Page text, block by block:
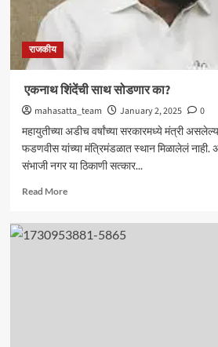
राजकीय
एकनाथ शिंदेंची साथ सोडणार का?
mahasatta_team January 2, 2025
0
महायुतीच्या अडीच वर्षांच्या सरकारमध्ये मंत्री
फडणवीस यांच्या मंत्रिमंडळात स्थान मिळालेलं नाही.
संभाजी नगर या ठिकाणी सत्कार...
Read MoreRead
एकनाथ